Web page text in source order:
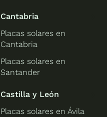
Cantabria
Placas solares en
Cantabria
Placas solares en
Santander
Castilla y León
Placas solares en Ávila